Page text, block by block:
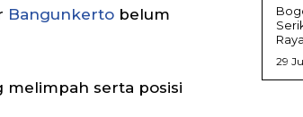
Bangunkerto belum
melimpah serta posisi
29